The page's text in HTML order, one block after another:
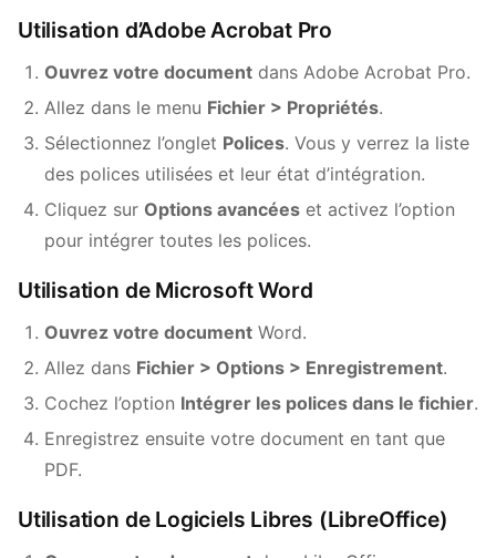
Utilisation d’Adobe Acrobat Pro
Ouvrez votre document dans Adobe Acrobat Pro.
Allez dans le menu Fichier > Propriétés.
Sélectionnez l’onglet Polices. Vous y verrez la liste
des polices utilisées et leur état d’intégration.
Cliquez sur Options avancées et activez l’option
pour intégrer toutes les polices.
Utilisation de Microsoft Word
Ouvrez votre document Word.
Allez dans Fichier > Options > Enregistrement.
Cochez l’option Intégrer les polices dans le fichier.
Enregistrez ensuite votre document en tant que
PDF.
Utilisation de Logiciels Libres (LibreOffice)